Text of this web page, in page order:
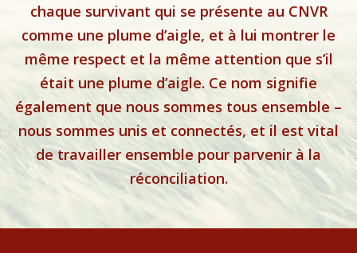
chaque survivant qui se présente au CNVR
comme une plume d’aigle, et à lui montrer le
même respect et la même attention que s’il
était une plume d’aigle. Ce nom signifie
également que nous sommes tous ensemble –
nous sommes unis et connectés, et il est vital
de travailler ensemble pour parvenir à la
réconciliation.